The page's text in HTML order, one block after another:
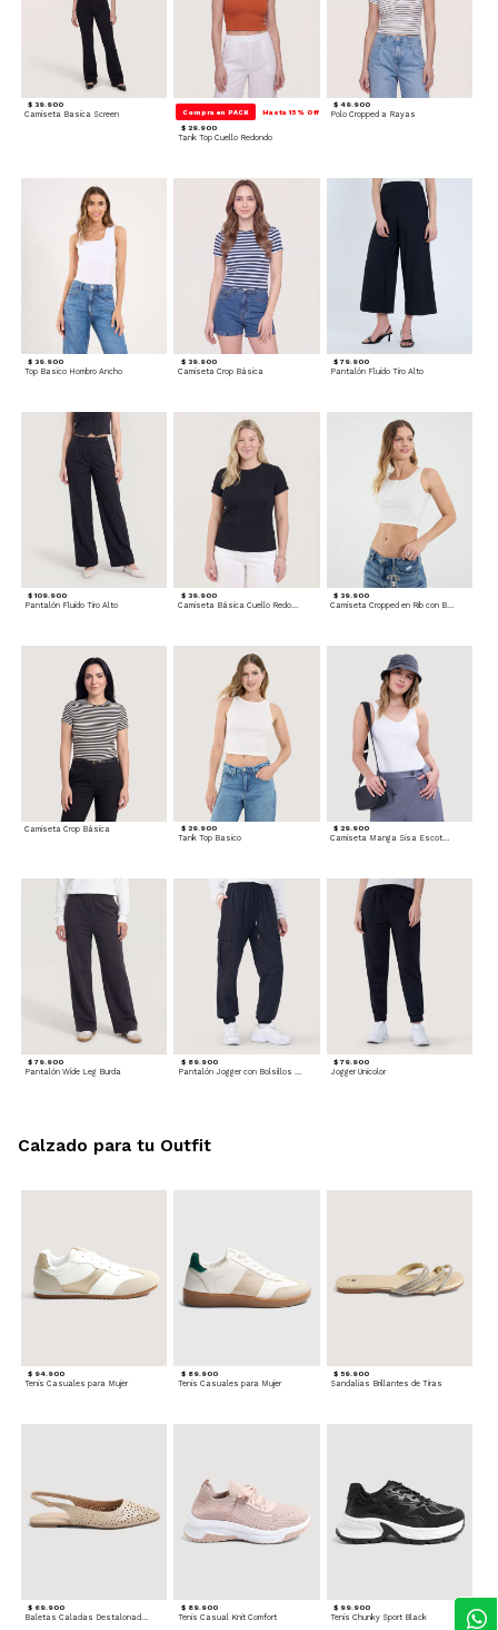
$ 39.900
Camiseta Basica Screen Compra en PACK Hasta 15% Off
$ 29.900
Tank Top Cuello Redondo
$ 49.900
Polo Cropped a Rayas
$ 39.900
Top Basico Hombro Ancho
$ 39.900
Camiseta Crop Básica
$ 79.900
Pantalón Fluido Tiro Alto
$ 109.900
Pantalón Fluido Tiro Alto
$ 39.900
Camiseta Básica Cuello Redondo
$ 39.900
Camiseta Crop Básica $ 29.900
Tank Top Basico
$ 29.900
Camiseta Manga Sisa Escotada
$ 79.900
Pantalón Wide Leg Burda
$ 89.900
Pantalón Jogger con Bolsillos Cargo
$ 79.900
Jogger Unicolor
$ 94.900
Tenis Casuales para Mujer
$ 89.900
Tenis Casuales para Mujer
$ 59.900
Sandalias Brillantes de Tiras
$ 69.900
Baletas Caladas Destalonadas
$ 89.900
Tenis Casual Knit Comfort
$ 99.900
Tenis Chunky Sport Black
Calzado para tu Outfit